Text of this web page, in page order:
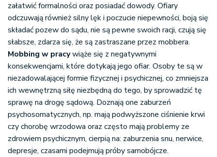
załatwić formalności oraz posiadać dowody. Ofiary
odczuwają również silny lęk i poczucie niepewności, boją się
składać pozew do sądu, nie są pewne swoich racji, czują się
słabsze, zdarza się, że są zastraszane przez mobbera.
Mobbing w pracywiąże się z negatywnymi
konsekwencjami, które dotykają jego ofiar. Osoby te są w
niezadowalającej formie fizycznej i psychicznej, co zmniejsza
ich wewnętrzną siłę niezbędną do tego, by sprowadzić tę
sprawę na drogę sądową. Doznają one zaburzeń
psychosomatycznych, np. mają podwyższone ciśnienie krwi
czy chorobę wrzodowa oraz często mają problemy ze
zdrowiem psychicznym, cierpią na: zaburzenia snu, nerwice,
depresje, czasami podejmują próby samobójcze.